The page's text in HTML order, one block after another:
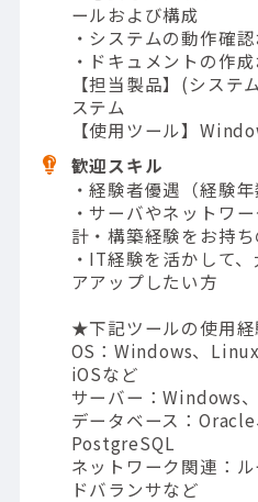
ールおよび構成
・システムの動作確
・ドキュメントの作
【担当製品】(システ
ステム
【使用ツール】
歓迎スキル
・経験者優遇（経験年
・サーバやネットワ
計・構築経験をお持
・IT経験を活かして
アアップしたい方
★下記ツールの使用経
OS：Windows、
iOSなど
サーバー：Windows
データベース：Oracle
PostgreSQL
ネットワーク関連：
ドバランサなど